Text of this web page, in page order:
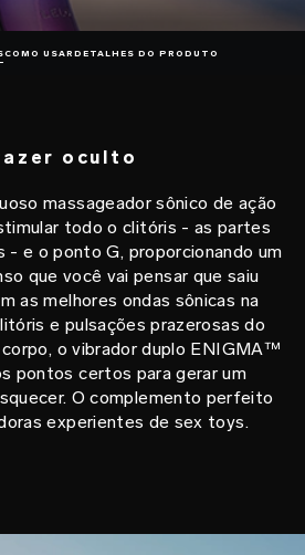
COMO USAR DETALHES DO PRODUTO
oculto
massageador sônico de ação
todo o clitóris - as partes
- e o ponto G, proporcionando um
que você vai pensar que saiu
as melhores ondas sônicas na
e pulsações prazerosas do
o vibrador duplo ENIGMA™
pontos certos para gerar um
O complemento perfeito
experientes de sex toys.